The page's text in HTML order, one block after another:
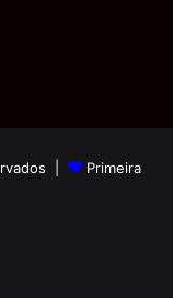
|
Primeira